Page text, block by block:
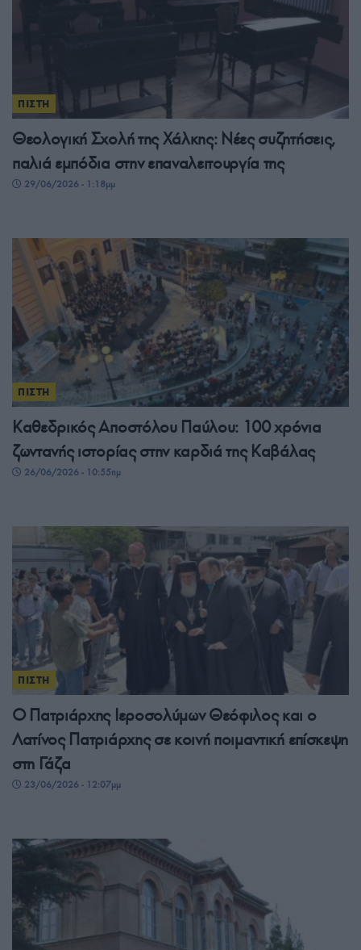
ΠΙΣΤΗ
Θεολογική Σχολή της Χάλκης: Νέες συζητήσεις,
παλιά εμπόδια στην επαναλειτουργία της
29/06/2026 - 1:18μμ
ΠΙΣΤΗ
Καθεδρικός Αποστόλου Παύλου: 100 χρόνια
ζωντανής ιστορίας στην καρδιά της Καβάλας
26/06/2026 - 10:55πμ
ΠΙΣΤΗ
Ο Πατριάρχης Ιεροσολύμων Θεόφιλος και ο
Λατίνος Πατριάρχης σε κοινή ποιμαντική επίσκεψη
στη Γάζα
23/06/2026 - 12:07μμ